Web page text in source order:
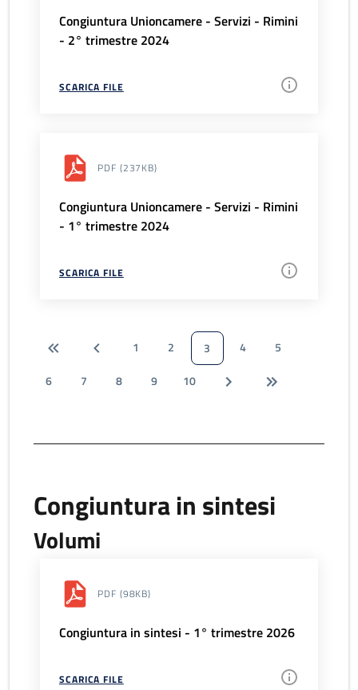
Congiuntura Unioncamere - Servizi - Rimini
- 2° trimestre 2024
SCARICA FILE
PDF (237KB)
Congiuntura Unioncamere - Servizi - Rimini
- 1° trimestre 2024
SCARICA FILE
1 2 3 4
5
6
7 8 9 10
Congiuntura in sintesi
Volumi
PDF (98KB)
Congiuntura in sintesi - 1° trimestre 2026
SCARICA FILE